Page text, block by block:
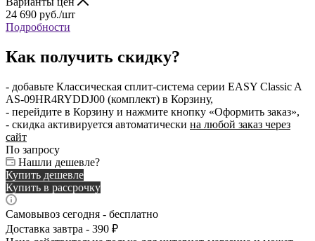
24 690 руб./шт
Подробности
Как получить скидку?
- добавьте Классическая сплит-система серии EASY Classic A
AS-09HR4RYDDJ00 (комплект) в Корзину,
- перейдите в Корзину и нажмите кнопку «Оформить заказ»,
- скидка активируется автоматически на любой заказ через
сайт
По запросу
Нашли дешевле?
Купить дешевле
Купить в рассрочку
Самовывоз сегодня - бесплатно
Доставка завтра - 390 ₽